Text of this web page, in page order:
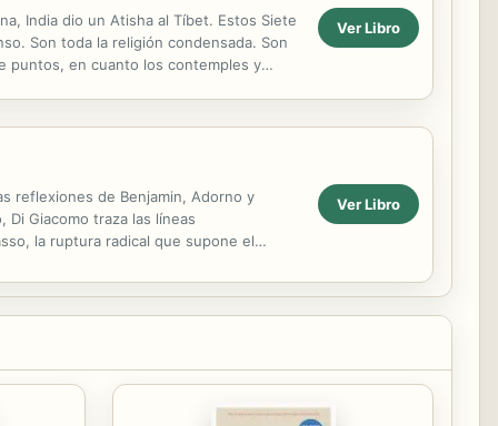
India dio un Atisha al Tíbet. Estos Siete
Son toda la religión condensada. Son
puntos, en cuanto los contemples y
Ver Libro
reflexiones de Benjamin, Adorno y
Giacomo traza las líneas
la ruptura radical que supone el
Ver Libro